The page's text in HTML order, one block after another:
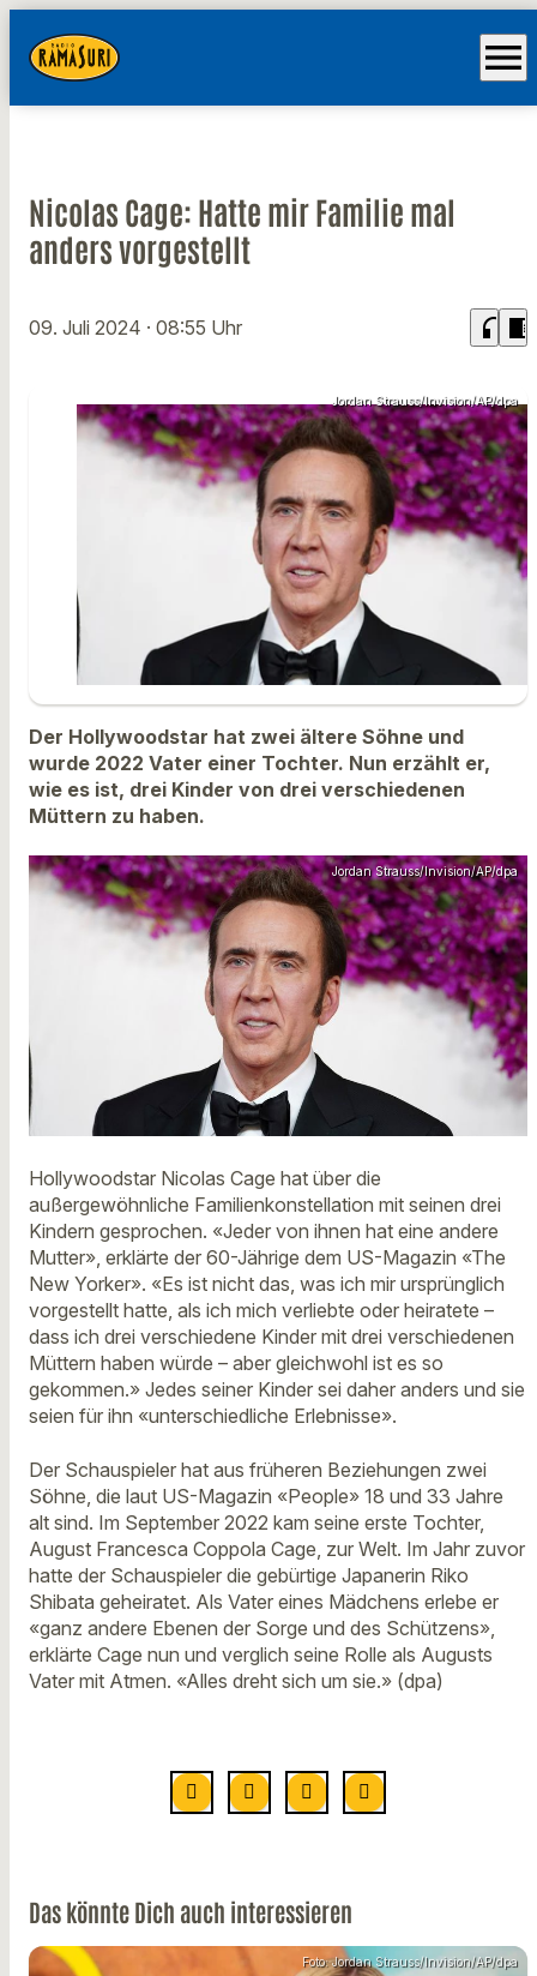
menu
Nicolas Cage: Hatte mir Familie mal
anders vorgestellt
09. Juli 2024 · 08:55 Uhr headphones chrome_reader_mode
Jordan Strauss/Invision/AP/dpa
Der Hollywoodstar hat zwei ältere Söhne und
wurde 2022 Vater einer Tochter. Nun erzählt er,
wie es ist, drei Kinder von drei verschiedenen
Müttern zu haben.
Jordan Strauss/Invision/AP/dpa
Hollywoodstar Nicolas Cage hat über die
außergewöhnliche Familienkonstellation mit seinen drei
Kindern gesprochen. «Jeder von ihnen hat eine andere
Mutter», erklärte der 60-Jährige dem US-Magazin «The
New Yorker». «Es ist nicht das, was ich mir ursprünglich
vorgestellt hatte, als ich mich verliebte oder heiratete –
dass ich drei verschiedene Kinder mit drei verschiedenen
Müttern haben würde – aber gleichwohl ist es so
gekommen.» Jedes seiner Kinder sei daher anders und sie
seien für ihn «unterschiedliche Erlebnisse».
Der Schauspieler hat aus früheren Beziehungen zwei
Söhne, die laut US-Magazin «People» 18 und 33 Jahre
alt sind. Im September 2022 kam seine erste Tochter,
August Francesca Coppola Cage, zur Welt. Im Jahr zuvor
hatte der Schauspieler die gebürtige Japanerin Riko
Shibata geheiratet. Als Vater eines Mädchens erlebe er
«ganz andere Ebenen der Sorge und des Schützens»,
erklärte Cage nun und verglich seine Rolle als Augusts
Vater mit Atmen. «Alles dreht sich um sie.» (dpa)
Das könnte Dich auch interessieren
Foto: Jordan Strauss/Invision/AP/dpa